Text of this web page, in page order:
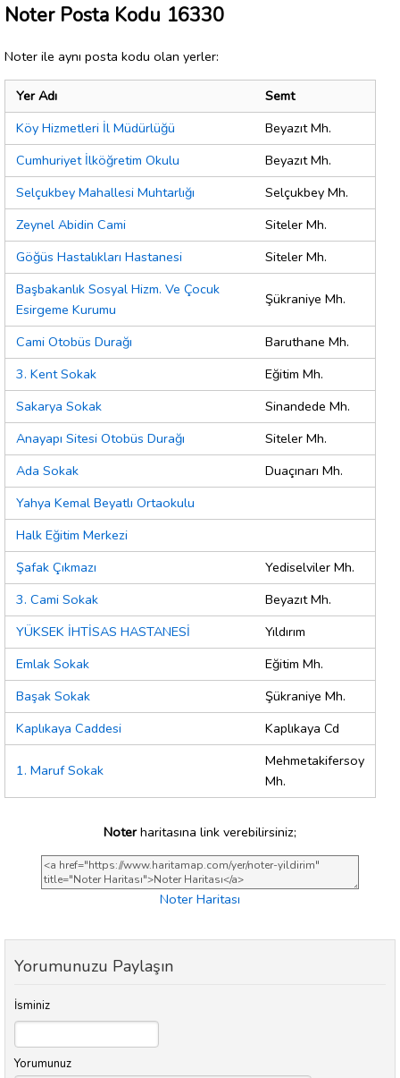
Noter Posta Kodu 16330
Noter ile aynı posta kodu olan yerler:
Yer Adı
Semt
Köy Hizmetleri İl Müdürlüğü
Beyazıt Mh.
Cumhuriyet İlköğretim Okulu
Beyazıt Mh.
Selçukbey Mahallesi Muhtarlığı
Selçukbey Mh.
Zeynel Abidin Cami
Siteler Mh.
Göğüs Hastalıkları Hastanesi
Siteler Mh.
Başbakanlık Sosyal Hizm. Ve Çocuk
Esirgeme Kurumu
Şükraniye Mh.
Cami Otobüs Durağı
Baruthane Mh.
3. Kent Sokak
Eğitim Mh.
Sakarya Sokak
Sinandede Mh.
Anayapı Sitesi Otobüs Durağı
Siteler Mh.
Ada Sokak
Duaçınarı Mh.
Yahya Kemal Beyatlı Ortaokulu
Halk Eğitim Merkezi
Şafak Çıkmazı
Yediselviler Mh.
3. Cami Sokak
Beyazıt Mh.
YÜKSEK İHTİSAS HASTANESİ
Yıldırım
Emlak Sokak
Eğitim Mh.
Başak Sokak
Şükraniye Mh.
Kaplıkaya Caddesi
Kaplıkaya Cd
1. Maruf Sokak
Mehmetakifersoy
Mh.
Noterharitasına link verebilirsiniz;
Noter Haritası
Yorumunuzu Paylaşın
İsminiz
Yorumunuz